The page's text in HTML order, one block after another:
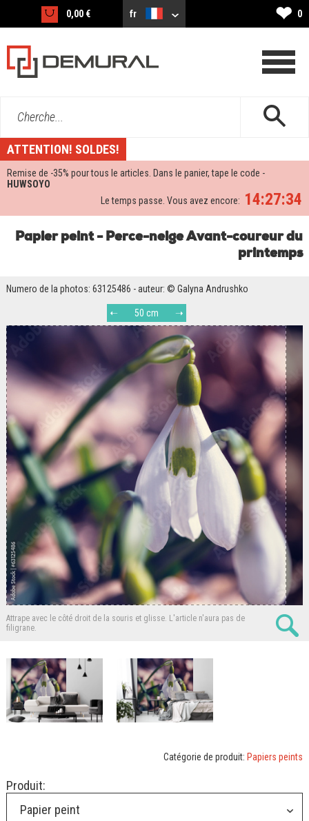
0,00 € fr ❤ 0
Cherche...
ATTENTION! SOLDES!
Remise de -35% pour tous le articles. Dans le panier, tape le code -
HUWSOYO
14:27:33
Le temps passe. Vous avez encore:
Papier peint - Perce-neige Avant-coureur du
printemps
Numero de la photos: 63125486 - auteur: © Galyna Andrushko
50 cm
Attrape avec le côté droit de la souris et glisse. L'article n'aura pas de
filigrane.
Catégorie de produit: Papiers peints
Produit:
Papier peint